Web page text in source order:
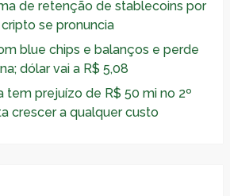
de retenção de stablecoins por
se pronuncia
blue chips e balanços e perde
dólar vai a R$ 5,08
tem prejuízo de R$ 50 mi no 2º
crescer a qualquer custo